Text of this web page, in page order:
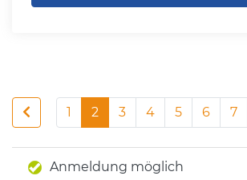
1 2 3 4 5 6 7
Anmeldung möglich